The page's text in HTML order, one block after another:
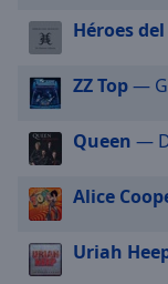
modal
window.
Beginning
dialog
Escape
Héroes
ZZ Top—
Queen —
Alice
Uriah